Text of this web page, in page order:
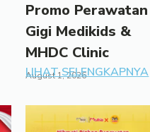
Promo Perawatan
Gigi Medikids &
MHDC Clinic
August 1, 2026
LIHAT SELENGKAPNYA